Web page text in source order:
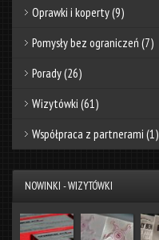
Oprawki i koperty(9)
Pomysły bez ograniczeń (7)
Porady(26)
Wizytówki (61)
Współpraca z partnerami (1)
NOWINKI - WIZYTÓWKI